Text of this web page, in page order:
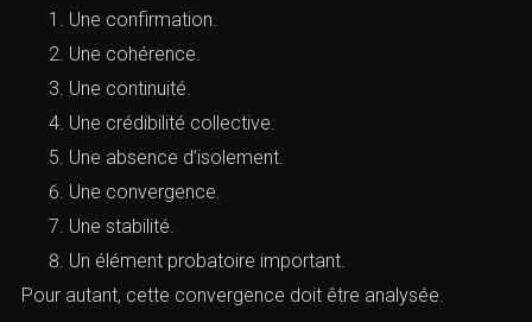
Si plusieurs personnes décrivent les mêmes faits, le
Le tribunal peut y voir :
Une confirmation.
Une cohérence.
Une continuité.
Une crédibilité collective.
Une absence d’isolement.